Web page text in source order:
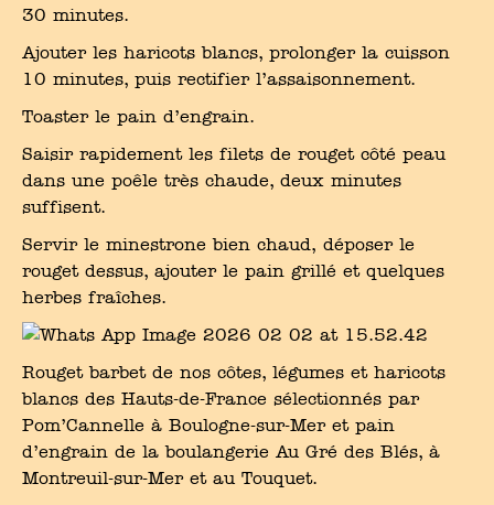
30 minutes.
Ajouter les haricots blancs, prolonger la cuisson
10 minutes, puis rectifier l’assaisonnement.
Toaster le pain d’engrain.
Saisir rapidement les filets de rouget côté peau
dans une poêle très chaude, deux minutes
suffisent.
Servir le minestrone bien chaud, déposer le
rouget dessus, ajouter le pain grillé et quelques
herbes fraîches.
Rouget barbet de nos côtes, légumes et haricots
blancs des Hauts-de-France sélectionnés par
Pom’Cannelle à Boulogne-sur-Mer et pain
d’engrain de la boulangerie Au Gré des Blés, à
Montreuil-sur-Mer et au Touquet.